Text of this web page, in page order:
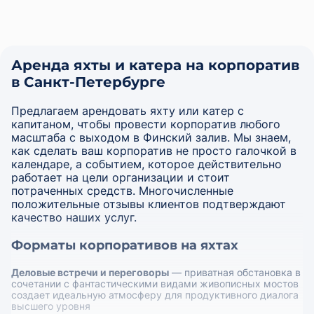
Аренда яхты и катера на корпоратив
в Санкт-Петербурге
Предлагаем арендовать яхту или катер с
капитаном, чтобы провести корпоратив любого
масштаба с выходом в Финский залив. Мы знаем,
как сделать ваш корпоратив не просто галочкой в
календаре, а событием, которое действительно
работает на цели организации и стоит
потраченных средств. Многочисленные
положительные отзывы клиентов подтверждают
качество наших услуг.
Форматы корпоративов на яхтах
Деловые встречи и переговоры — приватная обстановка в
сочетании с фантастическими видами живописных мостов
создает идеальную атмосферу для продуктивного диалога
высшего уровня